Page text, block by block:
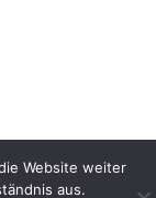
Website weiter
aus.